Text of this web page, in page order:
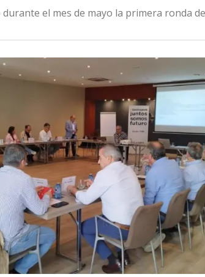
el mes de mayo la primera ronda